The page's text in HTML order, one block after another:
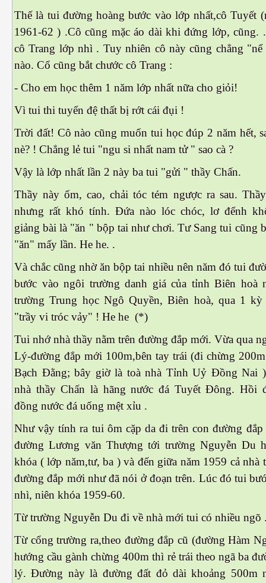
Thế là tui đường hoàng bước vào lớp nhất,cô Tuyết
1961-62 ) .Cô cũng mặc áo dài khi đứng lớp, cũng.
cô Trang lớp nhì . Tuy nhiên cô này cũng chẳng
nào. Cổ cũng bắt chước cô Trang :
- Cho em học thêm 1 năm lớp nhất nữa cho giỏi!
Vì tui thi tuyển đệ thất bị rớt cái đụi !
Trời đất! Cô nào cũng muốn tui học đúp 2 năm hết,
nè? ! Chẳng lẻ tui "ngu si nhất nam tử " sao cà ?
Vậy là lớp nhất lần 2 này ba tui "gửi " thầy Chấn.
Thầy này ốm, cao, chải tóc tém ngược ra sau.
nhưng rất khó tính. Đứa nào lóc chóc, lơ đểnh
giảng bài là "ăn " bộp tai như chơi. Tư Sang tui cũng
"ăn" mấy lần. He he. .
Và chắc cũng nhờ ăn bộp tai nhiều nên năm đó tui
bước vào ngôi trường danh giá của tỉnh Biên hoà
trường Trung học Ngô Quyền, Biên hoà, qua 1
"trầy vi tróc vảy" ! He he (*)
Tui nhớ nhà thầy nằm trên đường đắp mới. Vừa qua
Lý-đường đắp mới 100m,bên tay trái (đi chừng
Bạch Đằng; bây giờ là toà nhà Tỉnh Uỷ Đồng Nai
nhà thầy Chấn là hãng nước đá Tuyết Đông. Hồi
đồng nước đá uống mệt xỉu .
Như vậy tính ra tui ôm cặp da đi trên con đường đắp
đường Lương văn Thượng tới trường Nguyễn Du
khóa ( lớp năm,tư, ba ) và đến giữa năm 1959 cả nhà
đường đắp mới như đã nói ở đoạn trên. Lúc đó tui
nhì, niên khóa 1959-60.
Từ trường Nguyễn Du đi về nhà mới tui có nhiều ngõ
Từ cổng trường ra,theo đường đắp cũ (đường Hàm
hướng cầu gành chừng 400m thì rẻ trái theo ngã ba
lý. Đường này là đường đất đỏ dài khoảng 500m
Trí